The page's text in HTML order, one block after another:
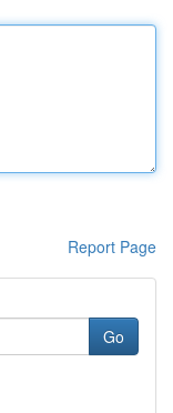
Report Page
Go